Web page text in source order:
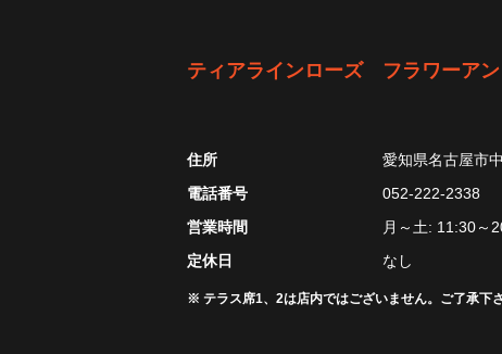
ティアラインローズ フラワーアン
住所
愛知県名古屋市
電話番号
052-222-2338
営業時間
月～土: 11:30～
定休日
なし
※ テラス席1、2は店内ではございません。ご了承下さ